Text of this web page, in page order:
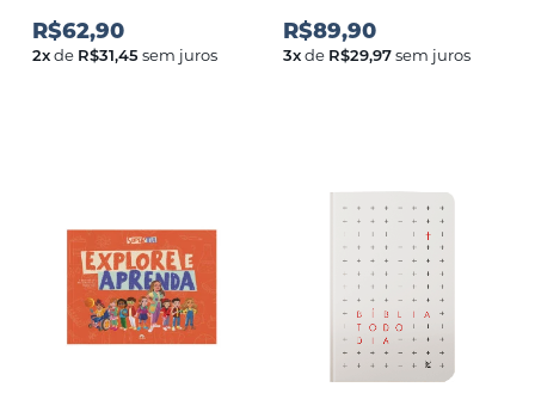
R$62,90
2xde R$31,45sem juros
R$89,90
3xde R$29,97sem juros